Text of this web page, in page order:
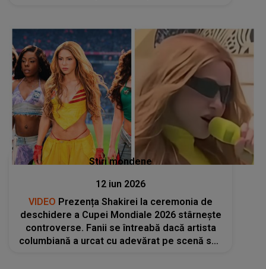
Stiri mondene
12 iun 2026
VIDEO Prezența Shakirei la ceremonia de
deschidere a Cupei Mondiale 2026 stârnește
controverse. Fanii se întreabă dacă artista
columbiană a urcat cu adevărat pe scenă sau